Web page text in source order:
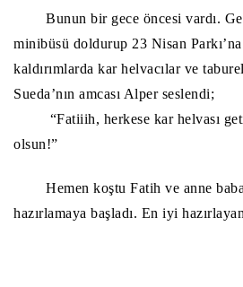
Bunun bir gece öncesi vardı.
minibüsü doldurup 23 Nisan
kaldırımlarda kar helvacılar ve
Sueda’nın amcası Alper seslendi;
“Fatiiih, herkese kar helvası
olsun!”
Hemen koştu Fatih ve anne
hazırlamaya başladı. En iyi